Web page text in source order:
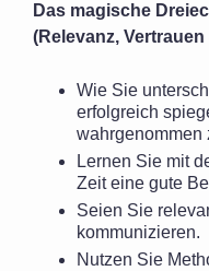
Das magische
(Relevanz, Vertrauen
Wie Sie
erfolgreich
wahrgenommen
Lernen Sie mit
Zeit eine gute
Seien Sie
kommunizieren.
Nutzen Sie